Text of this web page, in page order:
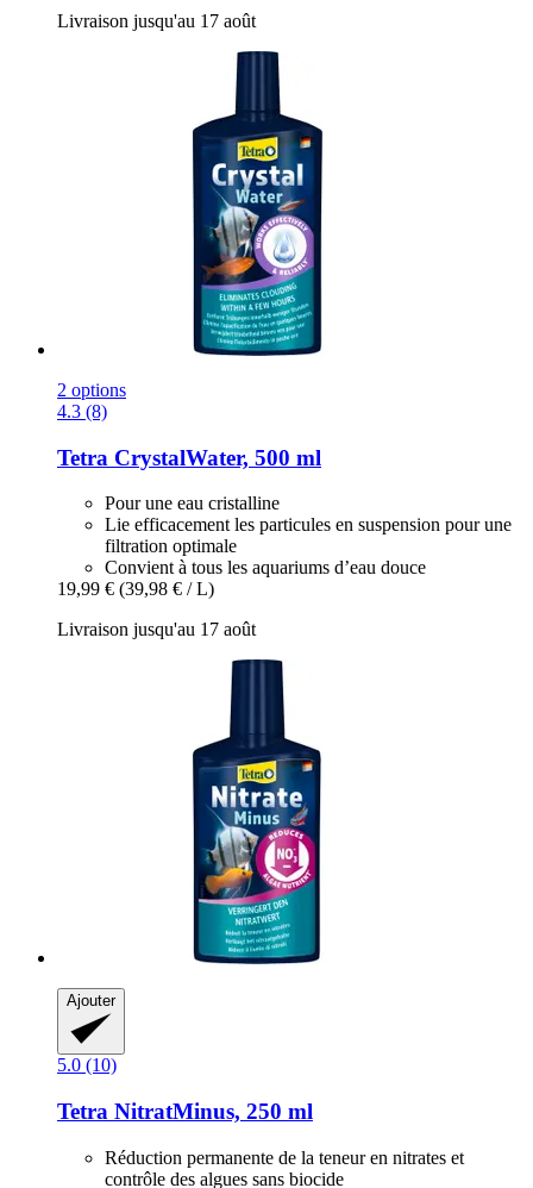
Livraison jusqu'au 17 août
2 options
4.3 (8)
Tetra CrystalWater, 500 ml
Pour une eau cristalline
Lie efficacement les particules en suspension pour une
filtration optimale
Convient à tous les aquariums d’eau douce
19,99 € (39,98 € / L)
Livraison jusqu'au 17 août
Ajouter
5.0 (10)
Tetra NitratMinus, 250 ml
Réduction permanente de la teneur en nitrates et
contrôle des algues sans biocide